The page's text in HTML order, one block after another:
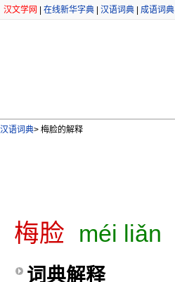
汉文学网 在线新华字典 汉语词典 成语词典
汉语词典> 梅脸的解释
梅脸 méi liǎn
词典解释